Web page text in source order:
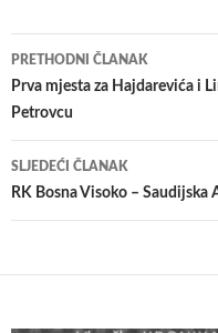
Navigacija
članaka
PRETHODNI ČLANAK
Prva mjesta za Hajdarevića i
Petrovcu
SLJEDEĆI ČLANAK
RK Bosna Visoko – Saudijska